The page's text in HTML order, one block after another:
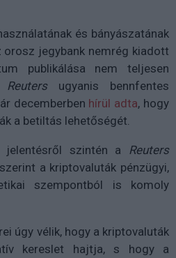
és bányászatának
jegybank nemrég kiadott
publikálása nem teljesen
Reutersugyanis bennfentes
decemberben hírül adta, hogy
a betiltás lehetőségét.
szintén a Reuters
a kriptovaluták pénzügyi,
szempontból is komoly
úgy vélik, hogy a kriptovaluták
kereslet hajtja, s hogy a